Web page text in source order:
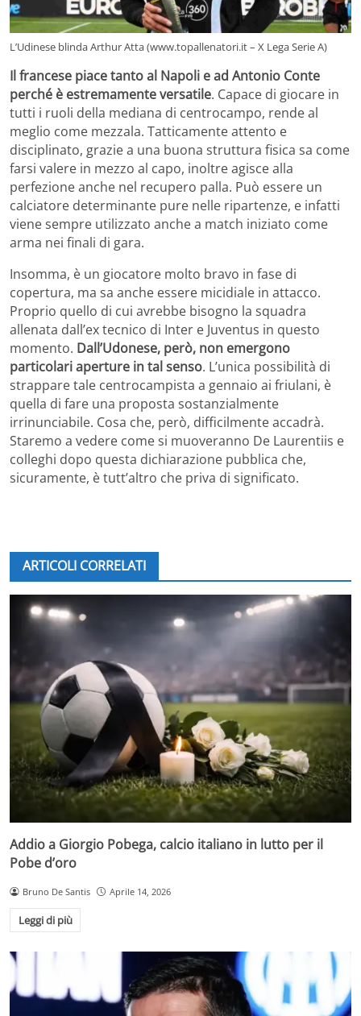
L’Udinese blinda Arthur Atta (www.topallenatori.it – X Lega Serie A)
Il francese piace tanto al Napoli e ad Antonio Conte
perché è estremamente versatile. Capace di giocare in
tutti i ruoli della mediana di centrocampo, rende al
meglio come mezzala. Tatticamente attento e
disciplinato, grazie a una buona struttura fisica sa come
farsi valere in mezzo al capo, inoltre agisce alla
perfezione anche nel recupero palla. Può essere un
calciatore determinante pure nelle ripartenze, e infatti
viene sempre utilizzato anche a match iniziato come
arma nei finali di gara.
Insomma, è un giocatore molto bravo in fase di
copertura, ma sa anche essere micidiale in attacco.
Proprio quello di cui avrebbe bisogno la squadra
allenata dall’ex tecnico di Inter e Juventus in questo
momento. Dall’Udonese, però, non emergono
particolari aperture in tal senso. L’unica possibilità di
strappare tale centrocampista a gennaio ai friulani, è
quella di fare una proposta sostanzialmente
irrinunciabile. Cosa che, però, difficilmente accadrà.
Staremo a vedere come si muoveranno De Laurentiis e
colleghi dopo questa dichiarazione pubblica che,
sicuramente, è tutt’altro che priva di significato.
ARTICOLI CORRELATI
Addio a Giorgio Pobega, calcio italiano in lutto per il
Pobe d’oro
Bruno De Santis Aprile 14, 2026
Leggi di più